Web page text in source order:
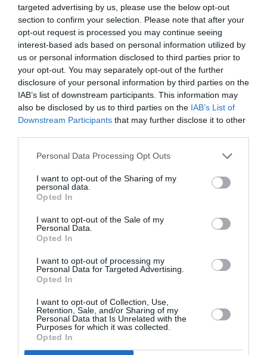
targeted advertising by us, please use the below opt-out
section to confirm your selection. Please note that after your
opt-out request is processed you may continue seeing
interest-based ads based on personal information utilized by
us or personal information disclosed to third parties prior to
your opt-out. You may separately opt-out of the further
disclosure of your personal information by third parties on the
IAB’s list of downstream participants. This information may
also be disclosed by us to third parties on the IAB’s List of
Downstream Participants that may further disclose it to other
Personal Data Processing Opt Outs
I want to opt-out of the Sharing of my
personal data.
Opted In
I want to opt-out of the Sale of my
Personal Data.
Opted In
I want to opt-out of processing my
Personal Data for Targeted Advertising.
Opted In
I want to opt-out of Collection, Use,
Retention, Sale, and/or Sharing of my
Personal Data that Is Unrelated with the
Purposes for which it was collected.
Opted In